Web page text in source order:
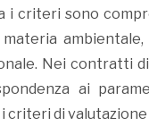
i criteri sono
Nei contratti
ai
criteri di valutazione